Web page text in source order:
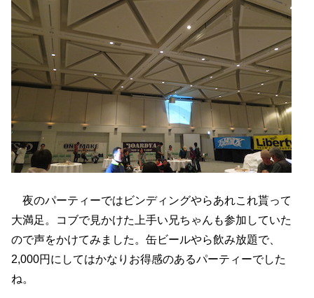
夜のパーティーではビンディングやらあれこれ貰って
大満足。コブで見かけた上手い兄ちゃんも参加していた
ので声をかけてみました。缶ビールやら飲み放題で、
2,000円にしてはかなりお得感のあるパーティーでした
ね。